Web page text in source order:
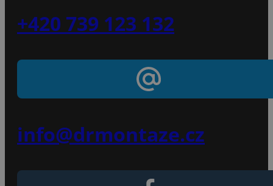
+420 739 123 132
info@drmontaze.cz